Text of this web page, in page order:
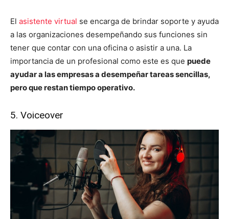
El asistente virtual se encarga de brindar soporte y ayuda
a las organizaciones desempeñando sus funciones sin
tener que contar con una oficina o asistir a una. La
importancia de un profesional como este es que puede
ayudar a las empresas a desempeñar tareas sencillas,
pero que restan tiempo operativo.
5. Voiceover